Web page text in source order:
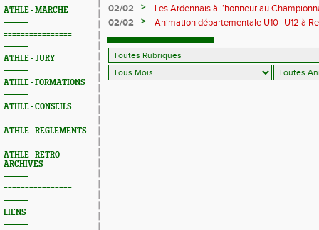
ATHLE - MARCHE
================
ATHLE - JURY
ATHLE - FORMATIONS
ATHLE - CONSEILS
ATHLE - REGLEMENTS
ATHLE - RETRO
ARCHIVES
================
LIENS
Pihet ira aux championnats de France
02/02 >
Les Ardennais à l’honneur au
02/02
>
Animation départementale U10–U12 à